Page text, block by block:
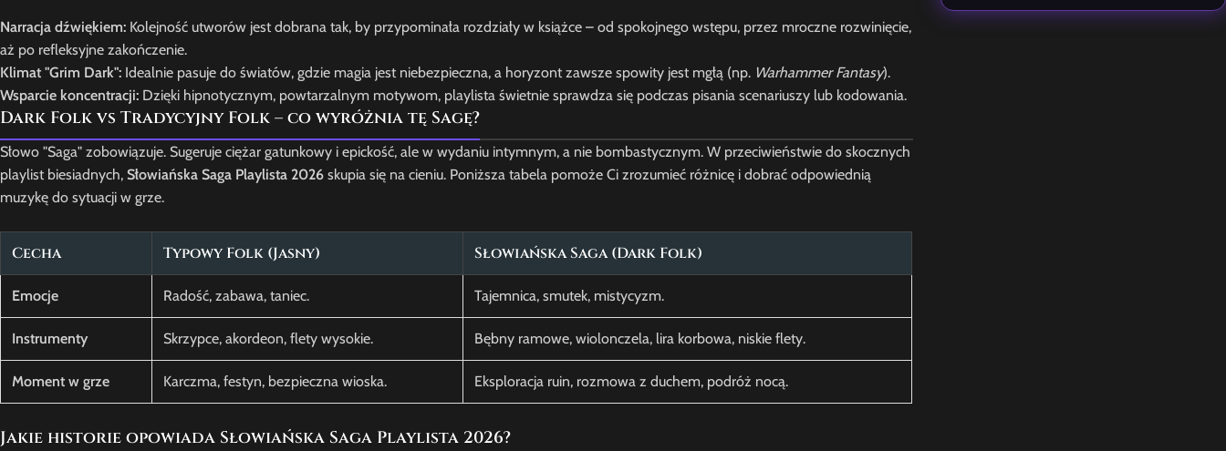
Narracja dźwiękiem: Kolejność utworów jest dobrana tak, by przypominała rozdziały w książce – od spokojnego wstępu, przez mroczne rozwinięcie,
aż po refleksyjne zakończenie.
Klimat "Grim Dark": Idealnie pasuje do światów, gdzie magia jest niebezpieczna, a horyzont zawsze spowity jest mgłą (np. Warhammer Fantasy).
Wsparcie koncentracji: Dzięki hipnotycznym, powtarzalnym motywom, playlista świetnie sprawdza się podczas pisania scenariuszy lub kodowania.
Dark Folk vs Tradycyjny Folk – co wyróżnia tę Sagę?
Słowo "Saga" zobowiązuje. Sugeruje ciężar gatunkowy i epickość, ale w wydaniu intymnym, a nie bombastycznym. W przeciwieństwie do skocznych
playlist biesiadnych, Słowiańska Saga Playlista 2026 skupia się na cieniu. Poniższa tabela pomoże Ci zrozumieć różnicę i dobrać odpowiednią
muzykę do sytuacji w grze.
Cecha Typowy Folk (Jasny) Słowiańska Saga (Dark Folk)
Emocje Radość, zabawa, taniec. Tajemnica, smutek, mistycyzm.
Instrumenty Skrzypce, akordeon, flety wysokie. Bębny ramowe, wiolonczela, lira korbowa, niskie flety.
Moment w grze Karczma, festyn, bezpieczna wioska. Eksploracja ruin, rozmowa z duchem, podróż nocą.
Jakie historie opowiada Słowiańska Saga Playlista 2026?